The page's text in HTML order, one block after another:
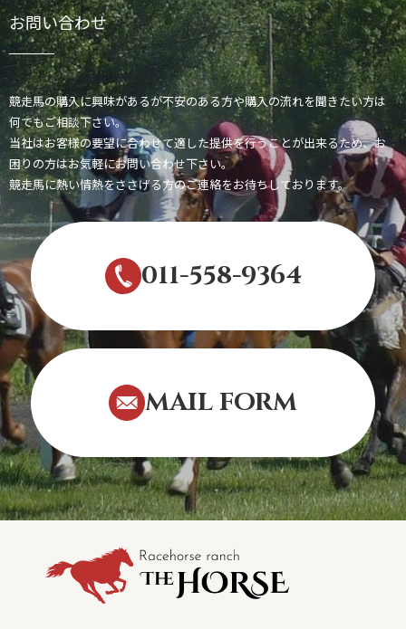
お問い合わせ
競走馬の購入に興味があるが不安のある方や購入の流れを聞きたい方は
何でもご相談下さい。
当社はお客様の要望に合わせて適した提供を行うことが出来るため、お
困りの方はお気軽にお問い合わせ下さい。
競走馬に熱い情熱をささげる方のご連絡をお待ちしております。
011-558-9364
MAIL FORM